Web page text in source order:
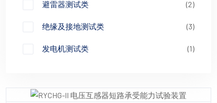
避雷器测试类 (2)
绝缘及接地测试类 (3)
发电机测试类 (1)